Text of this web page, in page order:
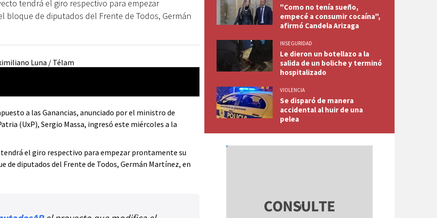
tendrá el giro respectivo para empezar
de diputados del Frente de Todos, Germán
a las Ganancias, anunciado por el ministro de
(UxP), Sergio Massa, ingresó este miércoles a la
el giro respectivo para empezar prontamente su
diputados del Frente de Todos, Germán Martínez, en
"Como no tenía sueño,
empecé a consumir cocaína",
afirmó Candela Arizaga
INSEGURIDAD
Le dieron un botellazo a la
salida de un boliche y terminó
hospitalizado
VIOLENCIA
Se disparó de manera
accidental al huir de una
pelea